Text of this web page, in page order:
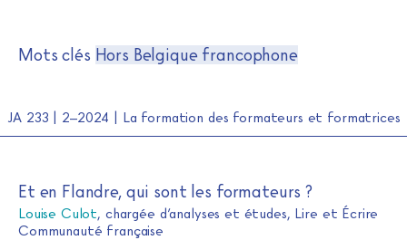
SkipMots clés Hors Belgique francophone
JA 233 | 2–2024 | La formation des formateurs et formatrices
Et en Flandre, qui sont les formateurs ?
Louise Culot, chargée d’analyses et études, Lire et Écrire
Communauté française